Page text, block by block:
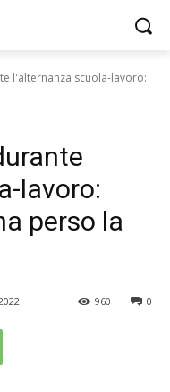
l'alternanza scuola-lavoro:
lavoro:
perso la
0
960